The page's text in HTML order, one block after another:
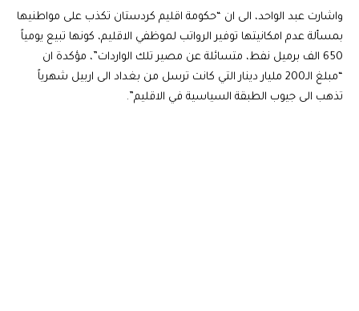
واشارت عبد الواحد، الى ان “حكومة اقليم كردستان تكذب على مواطنيها
بمسألة عدم امكانيتها توفير الرواتب لموظفي الاقليم، كونها تبيع يومياً
650 الف برميل نفط، متسائلة عن مصير تلك الواردات”، مؤكدة ان
“مبلغ الـ200 مليار دينار التي كانت ترسل من بغداد الى اربيل شهرياً
تذهب الى جيوب الطبقة السياسية في الاقليم”.